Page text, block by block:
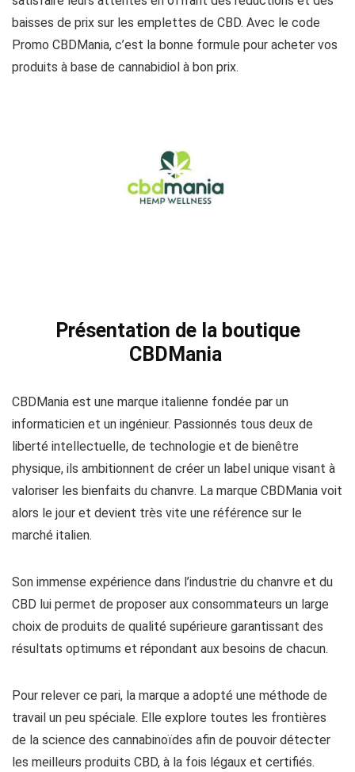
baisses de prix sur les emplettes de CBD. Avec le code
Promo CBDMania, c’est la bonne formule pour acheter vos
produits à base de cannabidiol à bon prix.
Présentation de la boutique
CBDMania
CBDMania est une marque italienne fondée par un
informaticien et un ingénieur. Passionnés tous deux de
liberté intellectuelle, de technologie et de bienêtre
physique, ils ambitionnent de créer un label unique visant à
valoriser les bienfaits du chanvre. La marque CBDMania voit
alors le jour et devient très vite une référence sur le
marché italien.
Son immense expérience dans l’industrie du chanvre et du
CBD lui permet de proposer aux consommateurs un large
choix de produits de qualité supérieure garantissant des
résultats optimums et répondant aux besoins de chacun.
Pour relever ce pari, la marque a adopté une méthode de
travail un peu spéciale. Elle explore toutes les frontières
de la science des cannabinoïdes afin de pouvoir détecter
les meilleurs produits CBD, à la fois légaux et certifiés.